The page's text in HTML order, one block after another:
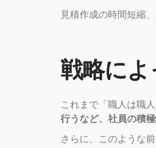
見積作成の時間短縮
戦略に
これまで「職人は職
行うなど、社員の積
さらに、このような